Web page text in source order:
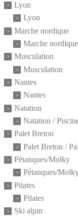
Lyon
Lyon
Marche nordique
Marche nordique
Musculation
Musculation
Nantes
Nantes
Natation
Natation /
Palet Breton
Palet Breton /
Pétanques/Molky
Pétanques/
Pilates
Pilates
Ski alpin